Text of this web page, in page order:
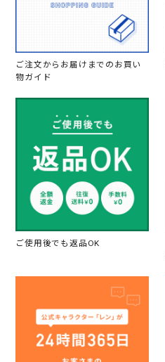
ご注文からお届けまでのお買い
物ガイド
ご使用後でも返品OK